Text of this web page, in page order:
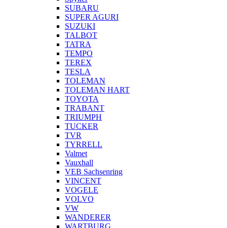
SUBARU
SUPER AGURI
SUZUKI
TALBOT
TATRA
TEMPO
TEREX
TESLA
TOLEMAN
TOLEMAN HART
TOYOTA
TRABANT
TRIUMPH
TUCKER
TVR
TYRRELL
Valmet
Vauxhall
VEB Sachsenring
VINCENT
VOGELE
VOLVO
VW
WANDERER